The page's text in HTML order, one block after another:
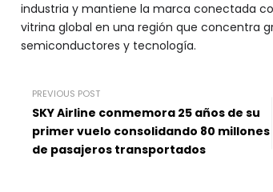
industria y mantiene la marca conectada
vitrina global en una región que concentra
semiconductores y tecnología.
PREVIOUS POST
SKY Airline conmemora 25 años de su
primer vuelo consolidando 80 millones
de pasajeros transportados